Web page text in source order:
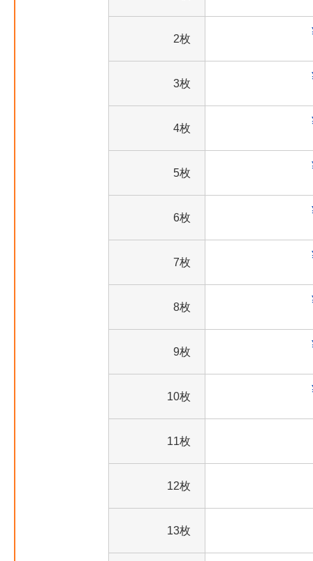
2枚
3枚
4枚
5枚
6枚
7枚
8枚
9枚
10枚
11枚
12枚
13枚